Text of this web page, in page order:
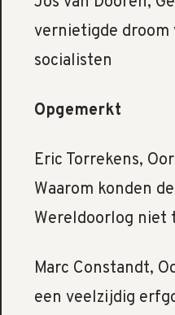
vernietigde droom
socialisten
Opgemerkt
Eric Torrekens,
Waarom konden
Wereldoorlog niet
Marc Constandt,
een veelzijdig